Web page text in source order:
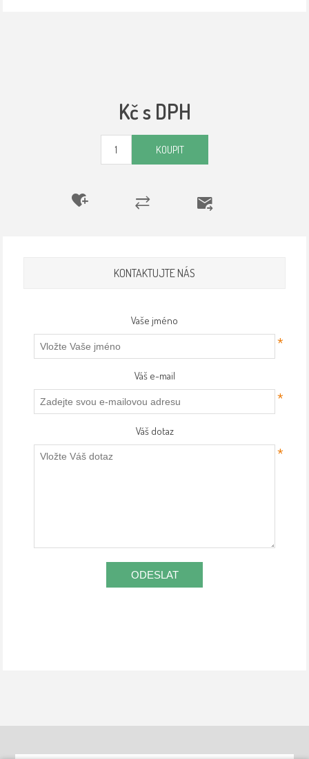
Kč s DPH
KOUPIT
KONTAKTUJTE NÁS
Vaše jméno
*
Váš e-mail
*
Váš dotaz
*
ODESLAT